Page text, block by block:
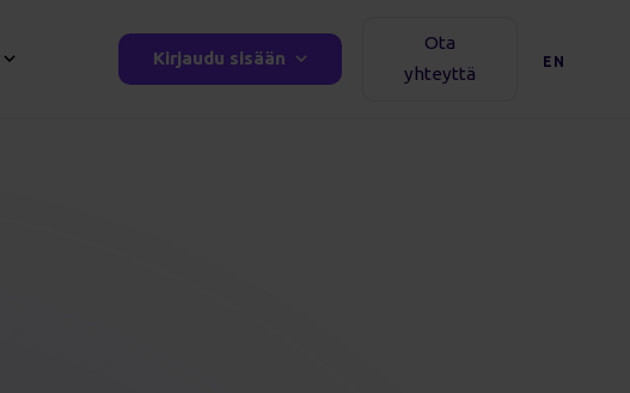
Kirjaudu sisään
Ota
yhteyttä
EN